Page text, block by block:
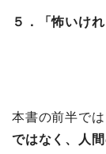
５．「怖いけ
本書の前半では
ではなく、人